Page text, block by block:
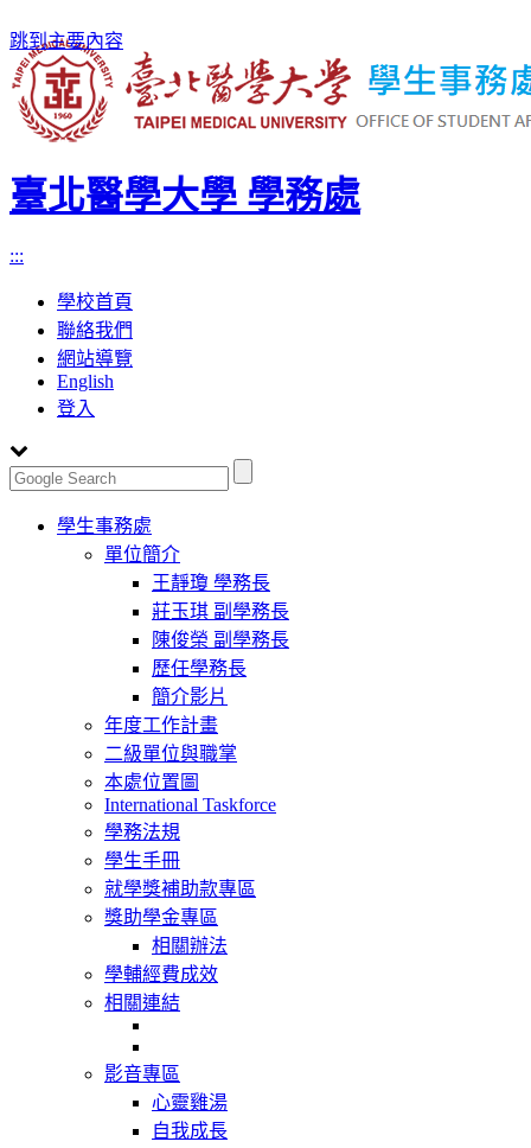
跳到主要內容
臺北醫學大學 學務處
:::
學校首頁
聯絡我們
網站導覽
English
登入
Toggle
navigation
學生事務處
單位簡介
王靜瓊 學務長
莊玉琪 副學務長
陳俊榮 副學務長
歷任學務長
簡介影片
年度工作計畫
二級單位與職掌
本處位置圖
International Taskforce
學務法規
學生手冊
就學獎補助款專區
獎助學金專區
相關辦法
學輔經費成效
相關連結
影音專區
心靈雞湯
自我成長